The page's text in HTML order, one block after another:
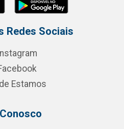
Redes Sociais
Instagram
Estamos